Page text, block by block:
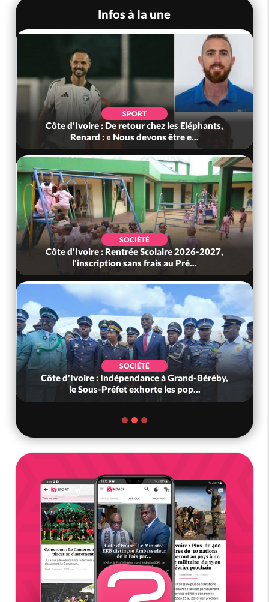
Infos à la une
SPORT
Côte d'Ivoire : De retour chez les Eléphants,
Renard : « Nous devons être e...
SOCIÉTÉ
Côte d'Ivoire : Rentrée Scolaire 2026-2027,
l'inscription sans frais au Pré...
SOCIÉTÉ
Côte d'Ivoire : Indépendance à Grand-Béréby,
le Sous-Préfet exhorte les pop...